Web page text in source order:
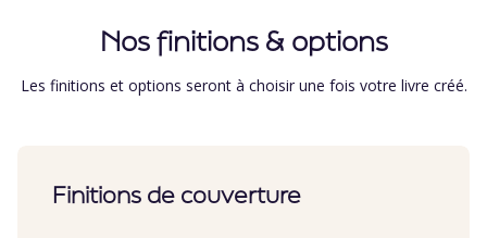
Nos finitions & options
Les finitions et options seront à choisir une fois votre livre créé.
Finitions de couverture